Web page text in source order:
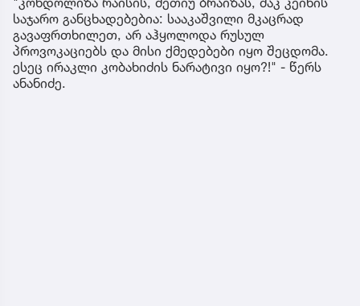
საჯარო განცხადებებია: სააკაშვილი მკაცრად
გავაფრთხილეთ, არ აჰყოლოდა რუსულ
პროვოკაციებს და მისი ქმედებები იყო შეცდომა.
ესეც ირაკლი კობახიძის ნარატივი იყო?!" - წერს
ანანიძე.